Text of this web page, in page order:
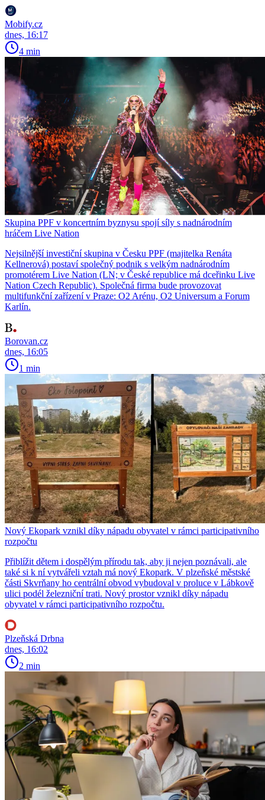
Mobify.cz
dnes, 16:17
4 min
Skupina PPF v koncertním byznysu spojí síly s nadnárodním
hráčem Live Nation
Nejsilnější investiční skupina v Česku PPF (majitelka Renáta
Kellnerová) postaví společný podnik s velkým nadnárodním
promotérem Live Nation (LN; v České republice má dceřinku Live
Nation Czech Republic). Společná firma bude provozovat
multifunkční zařízení v Praze: O2 Arénu, O2 Universum a Forum
Karlín.
Borovan.cz
dnes, 16:05
1 min
Nový Ekopark vznikl díky nápadu obyvatel v rámci participativního
rozpočtu
Přiblížit dětem i dospělým přírodu tak, aby ji nejen poznávali, ale
také si k ní vytvářeli vztah má nový Ekopark. V plzeňské městské
části Skvrňany ho centrální obvod vybudoval v proluce v Lábkově
ulici podél železniční trati. Nový prostor vznikl díky nápadu
obyvatel v rámci participativního rozpočtu.
Plzeňská Drbna
dnes, 16:02
2 min